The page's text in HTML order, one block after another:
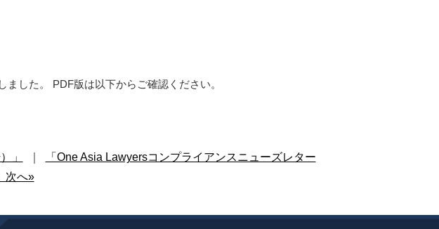
した。 PDF版は以下からご確認ください。
」
「One Asia Lawyersコンプライアンスニューズレター
次へ»